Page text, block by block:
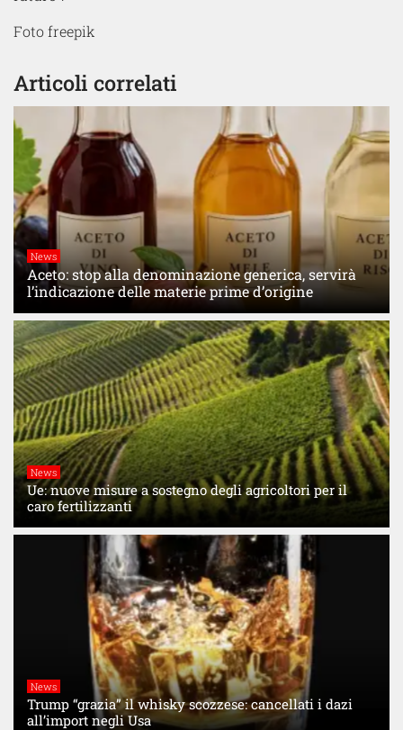
Foto freepik
Articoli correlati
News
Aceto: stop alla denominazione generica, servirà
l’indicazione delle materie prime d’origine
News
Ue: nuove misure a sostegno degli agricoltori per il
caro fertilizzanti
News
Trump “grazia” il whisky scozzese: cancellati i dazi
all’import negli Usa